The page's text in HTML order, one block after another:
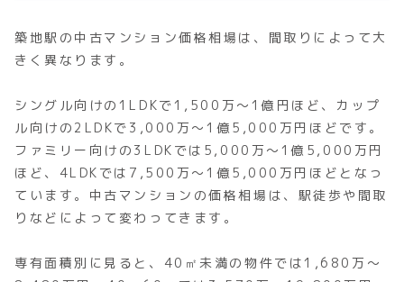
築地駅の中古マンション価格相場は、間取りによって大
きく異なります。
シングル向けの1LDKで1,500万～1億円ほど、カップ
ル向けの2LDKで3,000万～1億5,000万円ほどです。
ファミリー向けの3LDKでは5,000万～1億5,000万円
ほど、4LDKでは7,500万～1億5,000万円ほどとなっ
ています。中古マンションの価格相場は、駅徒歩や間取
りなどによって変わってきます。
専有面積別に見ると、40㎡未満の物件では1,680万～